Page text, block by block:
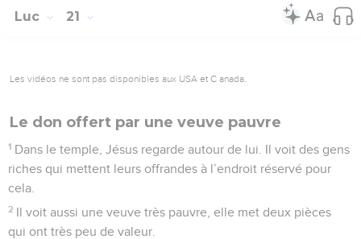
Luc 21
Les vidéos ne sont pas disponibles aux USA et C anada.
Le don offert par une veuve pauvre
1 Dans le temple, Jésus regarde autour de lui. Il voit des gens
riches qui mettent leurs offrandes à l’endroit réservé pour
cela.
2 Il voit aussi une veuve très pauvre, elle met deux pièces
qui ont très peu de valeur.